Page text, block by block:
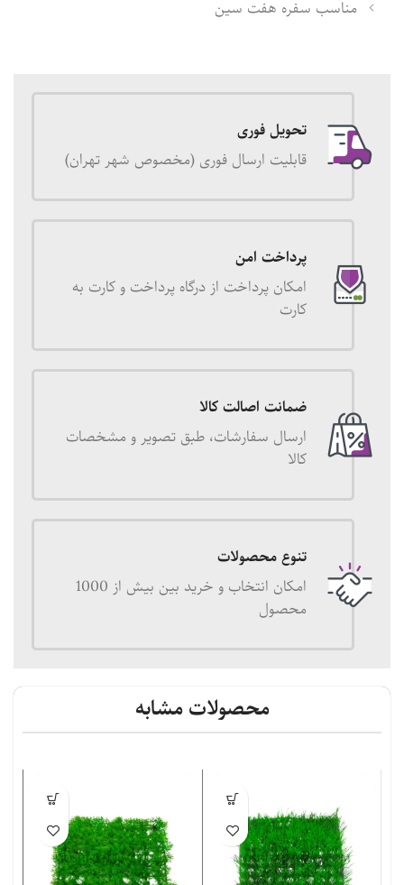
مناسب سفره هفت سین
تحویل فوری
قابلیت ارسال فوری (مخصوص شهر تهران)
پرداخت امن
امکان پرداخت از درگاه پرداخت و کارت به
کارت
ضمانت اصالت کالا
ارسال سفارشات، طبق تصویر و مشخصات
کالا
تنوع محصولات
امکان انتخاب و خرید بین بیش از 1000
محصول
محصولات مشابه